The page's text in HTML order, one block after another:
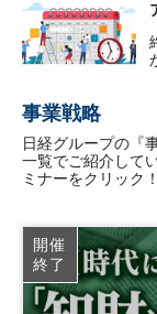
事業戦略
日経グループの『
一覧でご紹介して
ミナーをクリック！
開催
終了